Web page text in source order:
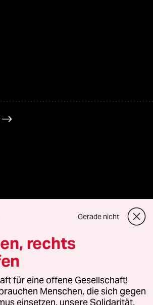
und Vertriebs GmbH
Bei rechtlichen Fragen oder für Genehmigungen
lizenzen@taz.de
Gerade nicht
rechts
für eine offene Gesellschaft!
Menschen, die sich gegen
einsetzen, unsere Solidarität.